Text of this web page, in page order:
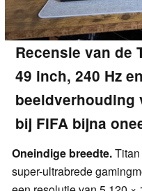
Recensie van de
49 inch, 240 Hz
beeldverhouding
bij FIFA bijna
Oneindige breedte.
super-ultrabrede